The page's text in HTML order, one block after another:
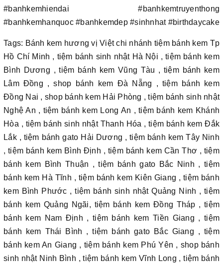
#banhkemhiendai #banhkemtruyenthong
#banhkemhanquoc #banhkemdep #sinhnhat #birthdaycake
Tags: Bánh kem hương vị Việt chi nhánh tiệm bánh kem Tp
Hồ Chí Minh , tiệm bánh sinh nhật Hà Nội , tiệm bánh kem
Bình Dương , tiệm bánh kem Vũng Tàu , tiệm bánh kem
Lâm Đồng , shop bánh kem Đà Nẵng , tiệm bánh kem
Đồng Nai , shop bánh kem Hải Phòng , tiệm bánh sinh nhật
Nghệ An , tiệm bánh kem Long An , tiệm bánh kem Khánh
Hòa , tiệm bánh sinh nhật Thanh Hóa , tiệm bánh kem Đắk
Lắk , tiệm bánh gato Hải Dương , tiệm bánh kem Tây Ninh
, tiệm bánh kem Bình Định , tiệm bánh kem Cần Thơ , tiệm
bánh kem Bình Thuận , tiệm bánh gato Bắc Ninh , tiệm
bánh kem Hà Tĩnh , tiệm bánh kem Kiên Giang , tiệm bánh
kem Bình Phước , tiệm bánh sinh nhật Quảng Ninh , tiệm
bánh kem Quảng Ngãi, tiệm bánh kem Đồng Tháp , tiệm
bánh kem Nam Định , tiệm bánh kem Tiền Giang , tiệm
bánh kem Thái Bình , tiệm bánh gato Bắc Giang , tiệm
bánh kem An Giang , tiệm bánh kem Phú Yên , shop bánh
sinh nhật Ninh Bình , tiệm bánh kem Vĩnh Long , tiệm bánh